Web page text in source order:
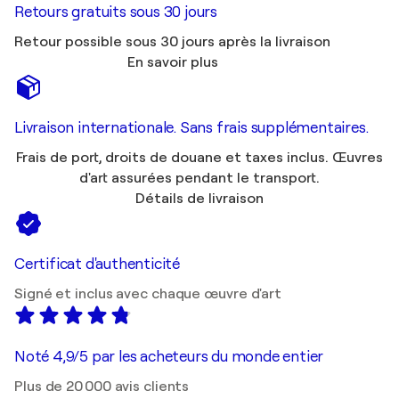
Retours gratuits sous 30 jours
Retour possible sous 30 jours après la livraison
En savoir plus
Livraison internationale. Sans frais supplémentaires.
Frais de port, droits de douane et taxes inclus. Œuvres
d'art assurées pendant le transport.
Détails de livraison
Certificat d'authenticité
Signé et inclus avec chaque œuvre d'art
Noté 4,9/5 par les acheteurs du monde entier
Plus de 20 000 avis clients